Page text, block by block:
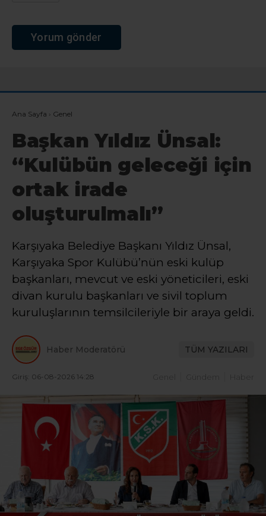
Ana Sayfa › Genel
Başkan Yıldız Ünsal:
“Kulübün geleceği için
ortak irade
oluşturulmalı”
Karşıyaka Belediye Başkanı Yıldız Ünsal,
Karşıyaka Spor Kulübü’nün eski kulüp
başkanları, mevcut ve eski yöneticileri, eski
divan kurulu başkanları ve sivil toplum
kuruluşlarının temsilcileriyle bir araya geldi.
Haber Moderatörü TÜM YAZILARI
Giriş: 06-08-2026 14:28 Gündem Haber